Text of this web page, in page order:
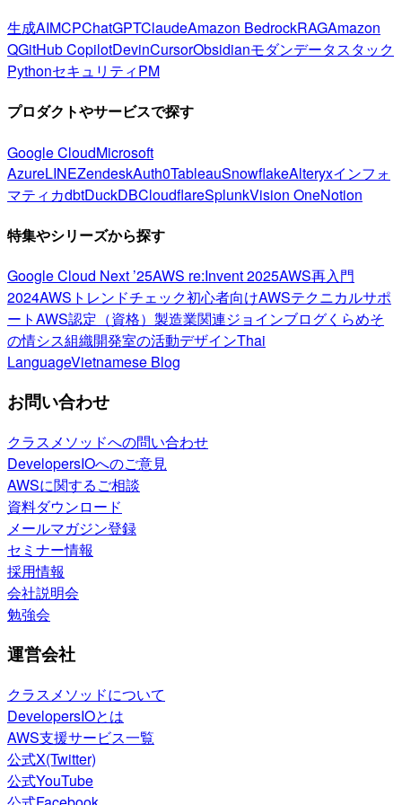
生成AIMCPChatGPTClaudeAmazon BedrockRAGAmazon
QGitHub CopilotDevinCursorObsidianモダンデータスタック
PythonセキュリティPM
プロダクトやサービスで探す
Google CloudMicrosoft
AzureLINEZendeskAuth0TableauSnowflakeAlteryxインフォ
マティカdbtDuckDBCloudflareSplunkVision OneNotion
特集やシリーズから探す
Google Cloud Next ’25AWS re:Invent 2025AWS再入門
2024AWSトレンドチェック初心者向けAWSテクニカルサポ
ートAWS認定（資格） 製造業関連ジョインブログくらめそ
の情シス組織開発室の活動デザインThai
LanguageVietnamese Blog
お問い合わせ
クラスメソッドへの問い合わせ
DevelopersIOへのご意見
AWSに関するご相談
資料ダウンロード
メールマガジン登録
セミナー情報
採用情報
会社説明会
勉強会
運営会社
クラスメソッドについて
DevelopersIOとは
AWS支援サービス一覧
公式X(Twitter)
公式YouTube